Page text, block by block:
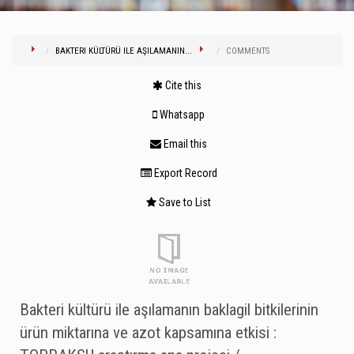
BAKTERI KÜLTÜRÜ ILE AŞILAMANIN... COMMENTS
Cite this
Whatsapp
Email this
Export Record
Save to List
Bakteri kültürü ile aşılamanın baklagil bitkilerinin
ürün miktarına ve azot kapsamına etkisi :